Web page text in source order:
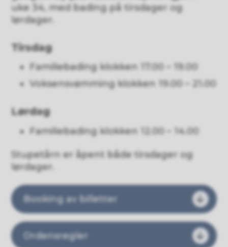
uke 34, med bading på tirsdager og
lørdager.
Tirsdag
Familiebading klokken 17.00 – 19.00
Voksensvømming klokken 19.00 – 21.00
Lørdag
Familiebading klokken 12.00 – 14.00
Stupetårn er åpent både tirsdager og
lørdager.
Booking av billetter
Ordensregler